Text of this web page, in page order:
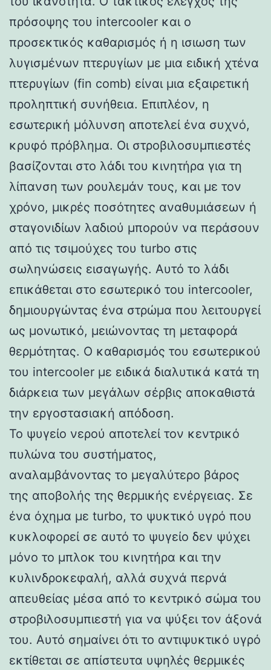
πρόσοψης του intercooler και ο
προσεκτικός καθαρισμός ή η ισιωση των
λυγισμένων πτερυγίων με μια ειδική χτένα
πτερυγίων (fin comb) είναι μια εξαιρετική
προληπτική συνήθεια. Επιπλέον, η
εσωτερική μόλυνση αποτελεί ένα συχνό,
κρυφό πρόβλημα. Οι στροβιλοσυμπιεστές
βασίζονται στο λάδι του κινητήρα για τη
λίπανση των ρουλεμάν τους, και με τον
χρόνο, μικρές ποσότητες αναθυμιάσεων ή
σταγονιδίων λαδιού μπορούν να περάσουν
από τις τσιμούχες του turbo στις
σωληνώσεις εισαγωγής. Αυτό το λάδι
επικάθεται στο εσωτερικό του intercooler,
δημιουργώντας ένα στρώμα που λειτουργεί
ως μονωτικό, μειώνοντας τη μεταφορά
θερμότητας. Ο καθαρισμός του εσωτερικού
του intercooler με ειδικά διαλυτικά κατά τη
διάρκεια των μεγάλων σέρβις αποκαθιστά
την εργοστασιακή απόδοση.
Το ψυγείο νερού αποτελεί τον κεντρικό
πυλώνα του συστήματος,
αναλαμβάνοντας το μεγαλύτερο βάρος
της αποβολής της θερμικής ενέργειας. Σε
ένα όχημα με turbo, το ψυκτικό υγρό που
κυκλοφορεί σε αυτό το ψυγείο δεν ψύχει
μόνο το μπλοκ του κινητήρα και την
κυλινδροκεφαλή, αλλά συχνά περνά
απευθείας μέσα από το κεντρικό σώμα του
στροβιλοσυμπιεστή για να ψύξει τον άξονά
του. Αυτό σημαίνει ότι το αντιψυκτικό υγρό
εκτίθεται σε απίστευτα υψηλές θερμικές